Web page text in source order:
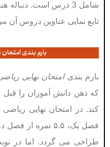
تابع نمایی عناوین دروس آن
بارم بندی
بارم بندی امتحان نهایی
که ذهن دانش آموزان را
طراحی می گردد. اما در